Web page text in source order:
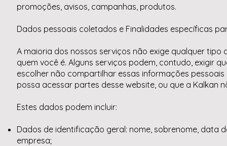
promoções, avisos, campanhas, produtos.
Dados pessoais coletados e Finalidades específicas
A maioria dos nossos serviços não exige qualquer
quem você é. Alguns serviços podem, contudo, exigir
escolher não compartilhar essas informações
possa acessar partes desse website, ou que a Kalkan
Estes dados podem incluir:
Dados de identificação geral: nome, sobrenome, data
empresa;